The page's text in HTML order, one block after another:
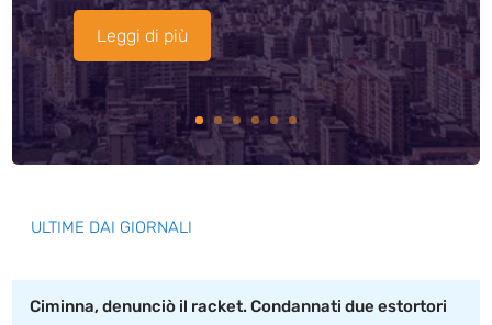
Leggi di più
ULTIME DAI GIORNALI
Ciminna, denunciò il racket. Condannati due estortori